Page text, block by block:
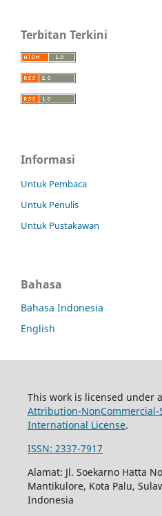
Terbitan Terkini
Informasi
Untuk Pembaca
Untuk Penulis
Untuk Pustakawan
Bahasa
Bahasa Indonesia
English
This work is licensed under a
Attribution-NonCommercial-
International License.
ISSN: 2337-7917
Alamat: Jl. Soekarno Hatta
Mantikulore, Kota Palu,
Indonesia